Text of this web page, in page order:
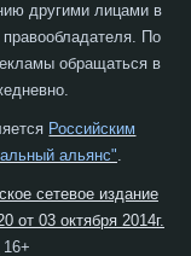
другими лицами в
По
обращаться в
Российским
альянс".
сетевое издание
03 октября 2014г.
16+